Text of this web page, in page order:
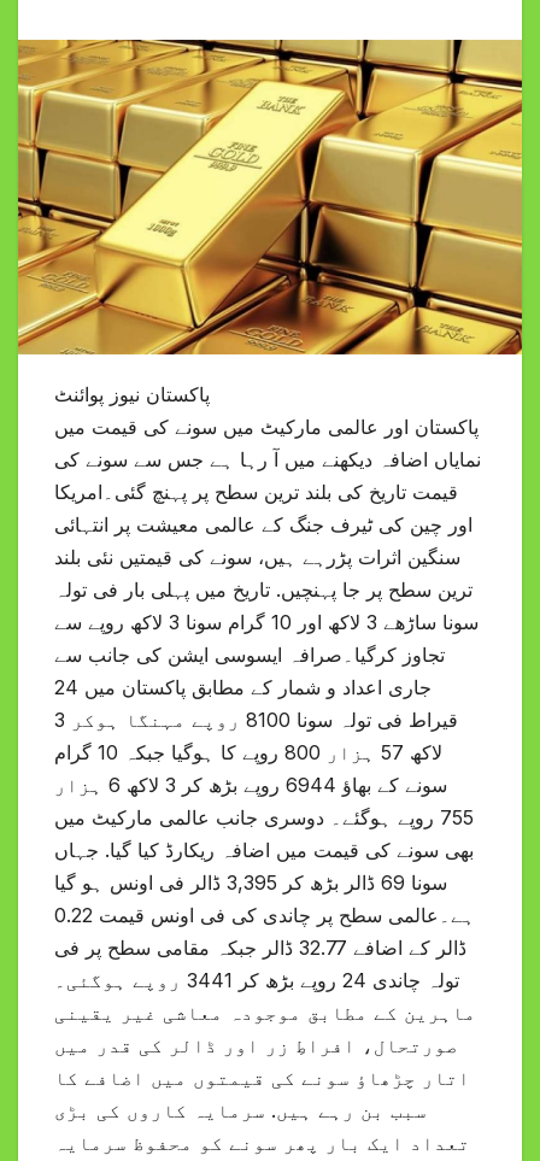
پاکستان نیوز پوائنٹ
پاکستان اور عالمی مارکیٹ میں سونے کی قیمت میں
نمایاں اضافہ دیکھنے میں آ رہا ہے جس سے سونے کی
قیمت تاریخ کی بلند ترین سطح پر پہنچ گئی۔امریکا
اور چین کی ٹیرف جنگ کے عالمی معیشت پر انتہائی
سنگین اثرات پڑرہے ہیں، سونے کی قیمتیں نئی بلند
ترین سطح پر جا پہنچیں. تاریخ میں پہلی بار فی تولہ
سونا ساڑھے 3 لاکھ اور 10 گرام سونا 3 لاکھ روپے سے
تجاوز کرگیا۔صرافہ ایسوسی ایشن کی جانب سے
جاری اعداد و شمار کے مطابق پاکستان میں 24
قیراط فی تولہ سونا 8100 روپے مہنگا ہوکر 3
لاکھ 57 ہزار 800 روپے کا ہوگیا جبکہ 10 گرام
سونے کے بھاؤ 6944 روپے بڑھ کر 3 لاکھ 6 ہزار
755 روپے ہوگئے۔ دوسری جانب عالمی مارکیٹ میں
بھی سونے کی قیمت میں اضافہ ریکارڈ کیا گیا. جہاں
سونا 69 ڈالر بڑھ کر 3,395 ڈالر فی اونس ہو گیا
ہے۔عالمی سطح پر چاندی کی فی اونس قیمت 0.22
ڈالر کے اضافے 32.77 ڈالر جبکہ مقامی سطح پر فی
تولہ چاندی 24 روپے بڑھ کر 3441 روپے ہوگئی۔
ماہرین کے مطابق موجودہ معاشی غیر یقینی
صورتحال، افراطِ زر اور ڈالر کی قدر میں
اتار چڑھاؤ سونے کی قیمتوں میں اضافے کا
سبب بن رہے ہیں. سرمایہ کاروں کی بڑی
تعداد ایک بار پھر سونے کو محفوظ سرمایہ